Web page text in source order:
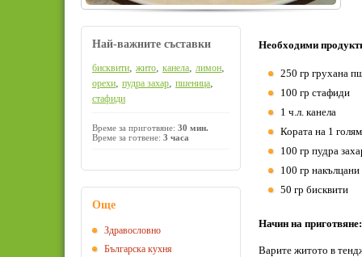
Необходими
250 гр грухана
100 гр стафиди
1 ч.л. канела
Кората на 1
100 гр пудра
100 гр
50 гр бисквити
Начин на приготвяне:
Варите житото в
Най-важните съставки
бисквити, жито, канела, лимон,
орехи, пудра захар, пшеница,
стафиди
Време за приготвяне: 30 мин.
Време за готвене: 3 часа
Още
Здравословно
Българска кухня